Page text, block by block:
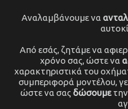
Αναλαμβάνουμε να
Από εσάς, ζητάμε να
χρόνο σας, ώστε να
χαρακτηριστικά του
συμπεριφορά μοντέλου,
ώστε να σας δώσουμε